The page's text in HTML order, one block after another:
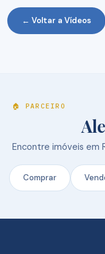
← Voltar a Vídeos
🏠 PARCEIRO
Encontre imóveis em
Comprar